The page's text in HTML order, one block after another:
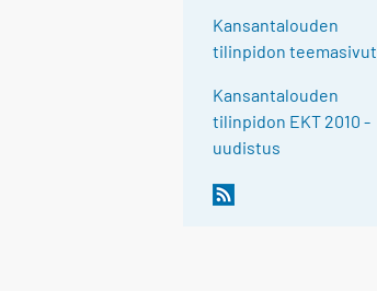
Kansantalouden
tilinpidon teemasivut
Kansantalouden
tilinpidon EKT 2010 -
uudistus